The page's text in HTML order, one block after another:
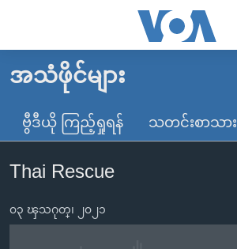
လွယ်ကူ
သည့်
များ
ပင်မ
မူလစာမျက်နှာ
မြန်မာ
ကမ္ဘာ့သတင်းများ
နိုင်ငံတကာ
တရုတ်
ဗွီဒီယို
ရပ်ဝန်းတခု လမ်းတခု အလွန်
အသံဖိုင်များ
ဗွီဒီယို ကြည့်ရှုရန် သတင်းစာသား
Thai Rescue
၀၃ ၾသဂုတ္၊ ၂၀၂၁